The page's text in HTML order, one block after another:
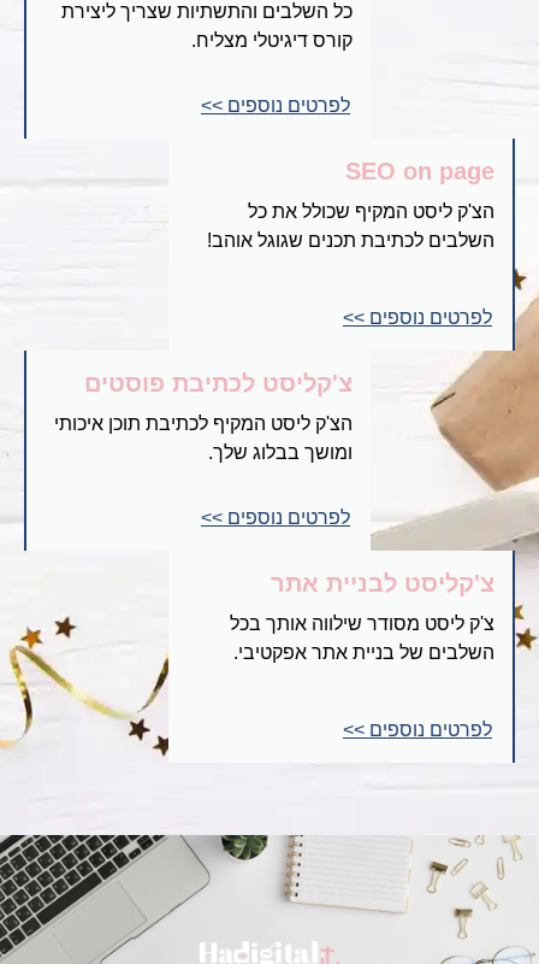
כל השלבים והתשתיות שצריך ליצירת
קורס דיגיטלי מצליח.
לפרטים נוספים >>
SEO on page
הצ'ק ליסט המקיף שכולל את כל
השלבים לכתיבת תכנים שגוגל אוהב!
לפרטים נוספים >>
צ'קליסט לכתיבת פוסטים
הצ'ק ליסט המקיף לכתיבת תוכן איכותי
ומושך בבלוג שלך.
לפרטים נוספים >>
צ'קליסט לבניית אתר
צ'ק ליסט מסודר שילווה אותך בכל
השלבים של בניית אתר אפקטיבי.
לפרטים נוספים >>